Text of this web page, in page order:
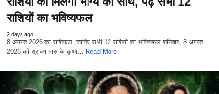
राशियों का भविष्यफल
2 days ago
8 अगस्त 2026 का राशिफल: जानिए सभी 12 राशियों का भविष्यफल शनिवार, 8 अगस्त
2026 को श्रावण मास के कृष्ण… Read More